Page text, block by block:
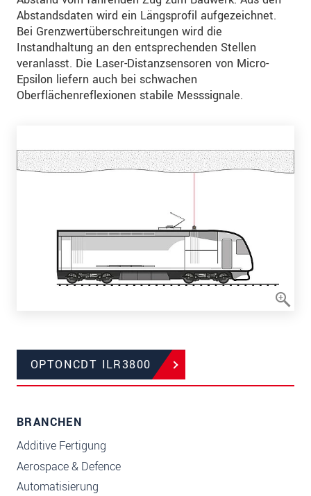
Abstandsdaten wird ein Längsprofil aufgezeichnet.
Bei Grenzwertüberschreitungen wird die
Instandhaltung an den entsprechenden Stellen
veranlasst. Die Laser-Distanzsensoren von Micro-
Epsilon liefern auch bei schwachen
Oberflächenreflexionen stabile Messsignale.
OPTONCDT ILR3800
BRANCHEN
Additive Fertigung
Aerospace & Defence
Automatisierung